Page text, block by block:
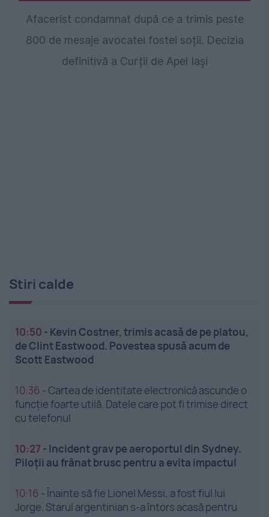
Afacerist condamnat după ce a trimis peste
800 de mesaje avocatei fostei soții. Decizia
definitivă a Curții de Apel Iași
Stiri calde
10:50 - Kevin Costner, trimis acasă de pe platou,
de Clint Eastwood. Povestea spusă acum de
Scott Eastwood
10:36 -Cartea de identitate electronică ascunde o
funcție foarte utilă. Datele care pot fi trimise direct
cu telefonul
10:27 - Incident grav pe aeroportul din Sydney.
Piloții au frânat brusc pentru a evita impactul
10:16 -Înainte să fie Lionel Messi, a fost fiul lui
Jorge. Starul argentinian s-a întors acasă pentru